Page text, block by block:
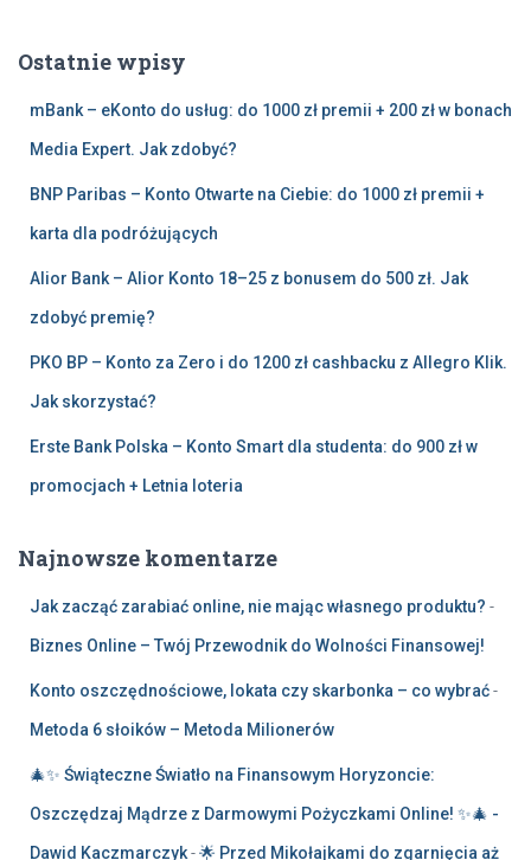
jOstatnie wpisy
mBank – eKonto do usług: do 1000 zł premii + 200 zł w bonach
Media Expert. Jak zdobyć?
BNP Paribas – Konto Otwarte na Ciebie: do 1000 zł premii +
karta dla podróżujących
Alior Bank – Alior Konto 18–25 z bonusem do 500 zł. Jak
zdobyć premię?
PKO BP – Konto za Zero i do 1200 zł cashbacku z Allegro Klik.
Jak skorzystać?
Erste Bank Polska – Konto Smart dla studenta: do 900 zł w
promocjach + Letnia loteria
Najnowsze komentarze
Jak zacząć zarabiać online, nie mając własnego produktu? -
Biznes Online – Twój Przewodnik do Wolności Finansowej!
Konto oszczędnościowe, lokata czy skarbonka – co wybrać-
Metoda 6 słoików – Metoda Milionerów
🎄✨ Świąteczne Światło na Finansowym Horyzoncie:
Oszczędzaj Mądrze z Darmowymi Pożyczkami Online! ✨🎄 -
Dawid Kaczmarczyk-🌟 Przed Mikołajkami do zgarnięcia aż